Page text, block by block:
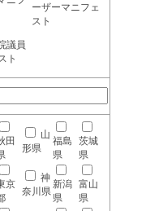
ーザーマニフェ
スト
議員
ト
田
山
形県
福島
県
茨城
県
京
神
奈川県
新潟
県
富山
県